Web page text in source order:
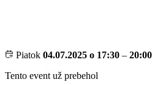
Piatok 04.07.2025 o 17:30 – 20:00
Tento event už prebehol